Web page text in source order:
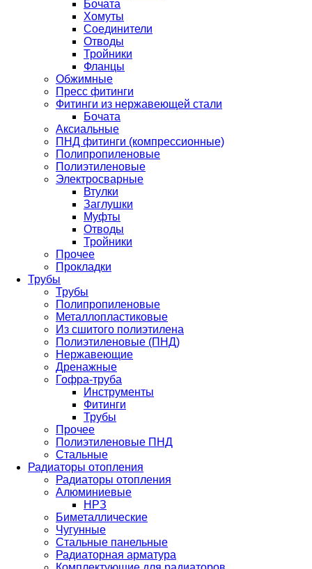
Бочата
Хомуты
Соединители
Отводы
Тройники
Фланцы
Обжимные
Пресс фитинги
Фитинги из нержавеющей стали
Бочата
Аксиальные
ПНД фитинги (компрессионные)
Полипропиленовые
Полиэтиленовые
Электросварные
Втулки
Заглушки
Муфты
Отводы
Тройники
Прочее
Прокладки
Трубы
Трубы
Полипропиленовые
Металлопластиковые
Из сшитого полиэтилена
Полиэтиленовые (ПНД)
Нержавеющие
Дренажные
Гофра-труба
Инструменты
Фитинги
Трубы
Прочее
Полиэтиленовые ПНД
Стальные
Радиаторы отопления
Радиаторы отопления
Алюминиевые
НРЗ
Биметаллические
Чугунные
Стальные панельные
Радиаторная арматура